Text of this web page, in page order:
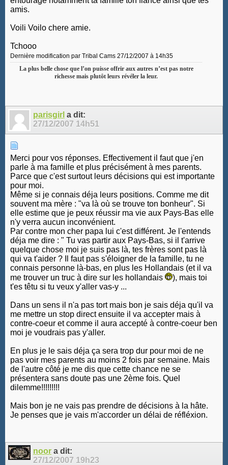
amis.
Voili Voilo chere amie.
Tchooo
Dernière modification par Tribal Cams 27/12/2007 à 14h35
La plus belle chose que l’on puisse offrir aux autres n’est pas notre
richesse mais plutôt leurs révéler la leur.
parisgirl a dit:
27/12/2007 14h51
Merci pour vos réponses. Effectivement il faut que j'en
parle à ma famille et plus précisément à mes parents.
Parce que c'est surtout leurs décisions qui est importante
pour moi.
Même si je connais déja leurs positions. Comme me dit
souvent ma mère : "va là où se trouve ton bonheur". Si
elle estime que je peux réussir ma vie aux Pays-Bas elle
n'y verra aucun inconvénient.
Par contre mon cher papa lui c'est différent. Je l'entends
déja me dire : " Tu vas partir aux Pays-Bas, si il t'arrive
quelque chose moi je suis pas là, tes frères sont pas là
qui va t'aider ? Il faut pas s'éloigner de la famille, tu ne
connais personne là-bas, en plus les Hollandais (et il va
me trouver un truc à dire sur les hollandais
), mais toi
t'es têtu si tu veux y'aller vas-y ...
Dans un sens il n'a pas tort mais bon je sais déja qu'il va
me mettre un stop direct ensuite il va accepter mais à
contre-coeur et comme il aura accepté à contre-coeur ben
moi je voudrais pas y'aller.
En plus je le sais déja ça sera trop dur pour moi de ne
pas voir mes parents au moins 2 fois par semaine. Mais
de l'autre côté je me dis que cette chance ne se
présentera sans doute pas une 2ème fois. Quel
dilemme!!!!!!!!!
Mais bon je ne vais pas prendre de décisions à la hâte.
Je penses que je vais m'accorder un délai de réfléxion.
noor a dit:
27/12/2007 19h23